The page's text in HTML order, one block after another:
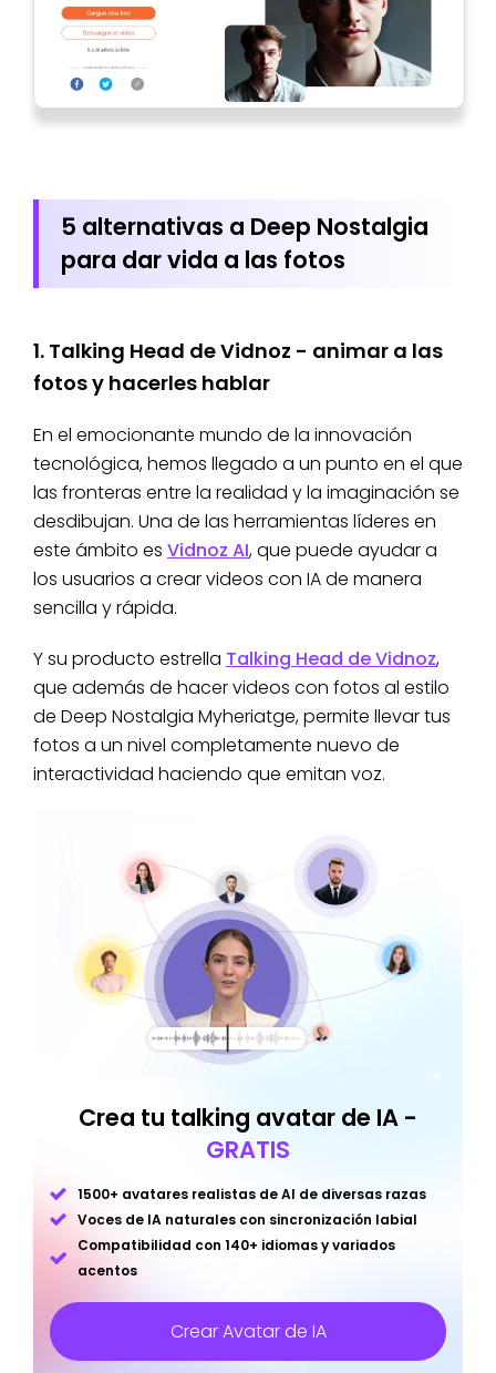
5 alternativas a Deep Nostalgia
para dar vida a las fotos
1. Talking Head de Vidnoz - animar a las
fotos y hacerles hablar
En el emocionante mundo de la innovación
tecnológica, hemos llegado a un punto en el que
las fronteras entre la realidad y la imaginación se
desdibujan. Una de las herramientas líderes en
este ámbito es Vidnoz AI, que puede ayudar a
los usuarios a crear videos con IA de manera
sencilla y rápida.
Y su producto estrella Talking Head de Vidnoz,
que además de hacer videos con fotos al estilo
de Deep Nostalgia Myheriatge, permite llevar tus
fotos a un nivel completamente nuevo de
interactividad haciendo que emitan voz.
Crea tu talking avatar de IA -
GRATIS
1500+ avatares realistas de AI de diversas razas
Voces de IA naturales con sincronización labial
Compatibilidad con 140+ idiomas y variados
acentos
Crear Avatar de IA